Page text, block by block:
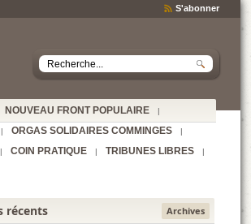
S'abonner
NOUVEAU FRONT POPULAIRE |
| ORGAS SOLIDAIRES COMMINGES |
| COIN PRATIQUE | TRIBUNES LIBRES |
récents Archives